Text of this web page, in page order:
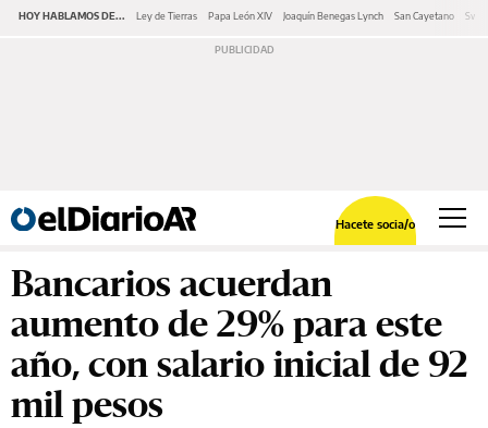
HOY HABLAMOS DE... Ley de Tierras Papa León XIV Joaquín Benegas Lynch San Cayetano
Hacete socia/o
Bancarios acuerdan
aumento de 29% para este
año, con salario inicial de 92
mil pesos